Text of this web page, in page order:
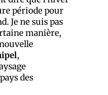
période pour
Je ne suis pas
manière,
,
des